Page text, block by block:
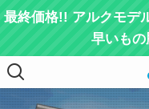
最終価格!! アルクモデ
早いも